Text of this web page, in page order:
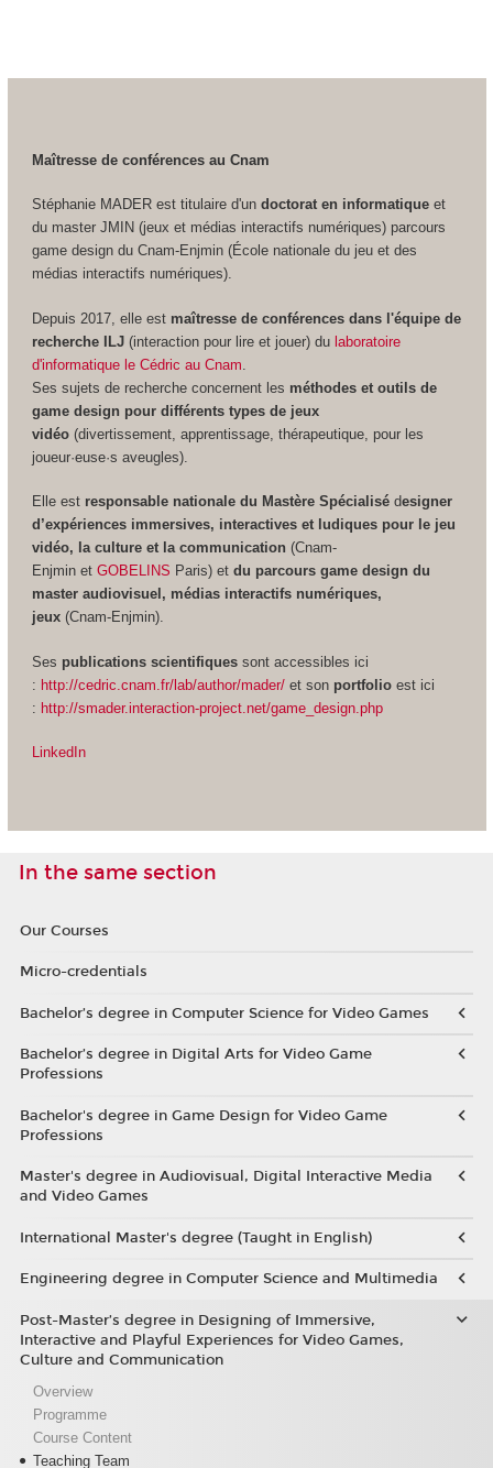
Maîtresse de conférences au Cnam
Stéphanie MADER est titulaire d'un doctorat en informatiqueet
du master JMIN (jeux et médias interactifs numériques) parcours
game design du Cnam-Enjmin (École nationale du jeu et des
médias interactifs numériques).
Depuis 2017, elle est maîtresse de conférences dans l'équipe de
recherche ILJ(interaction pour lire et jouer) du laboratoire
d'informatique le Cédric au Cnam
Ses sujets de recherche concernent les méthodes et outils de
game design pour différents types de jeux
vidéo(divertissement, apprentissage, thérapeutique, pour les
joueur·euse·s aveugles).
Elle est responsable nationale du Mastère Spécialisé designer
d’expériences immersives, interactives et ludiques pour le jeu
vidéo, la culture et la communication (Cnam-
Enjmin et GOBELINS Paris) et du parcours game design du
master audiovisuel, médias interactifs numériques,
jeux(Cnam-Enjmin).
Ses publications scientifiquessont accessibles ici
: http://cedric.cnam.fr/lab/author/mader/et son portfolioest ici
: http://smader.interaction-project.net/game_design.php
LinkedIn
In the same section
Our Courses
Micro-credentials
Bachelor’s degree in Computer Science for Video Games
Bachelor’s degree in Digital Arts for Video Game
Professions
Bachelor's degree in Game Design for Video Game
Professions
Master's degree in Audiovisual, Digital Interactive Media
and Video Games
International Master's degree (Taught in English)
Engineering degree in Computer Science and Multimedia
Post-Master’s degree in Designing of Immersive,
Interactive and Playful Experiences for Video Games,
Culture and Communication
Overview
Programme
Course Content
Teaching Team